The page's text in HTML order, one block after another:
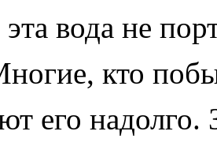
вода не
кто
его